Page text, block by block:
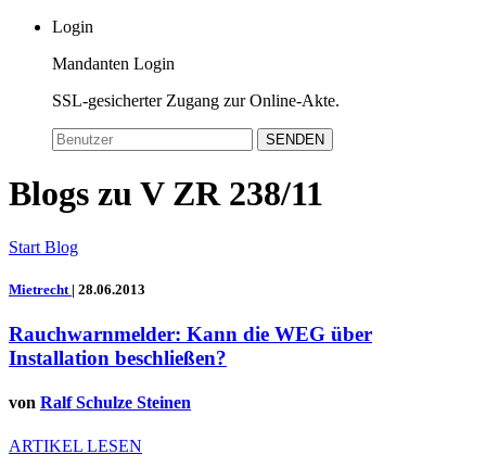
Login
Mandanten Login
SSL-gesicherter Zugang zur Online-Akte.
SENDEN
Blogs zu V ZR 238/11
Start Blog
Mietrecht | 28.06.2013
Rauchwarnmelder: Kann die WEG über
Installation beschließen?
von Ralf Schulze Steinen
ARTIKEL LESEN